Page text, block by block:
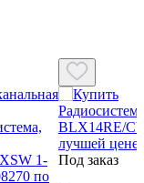
Под заказ